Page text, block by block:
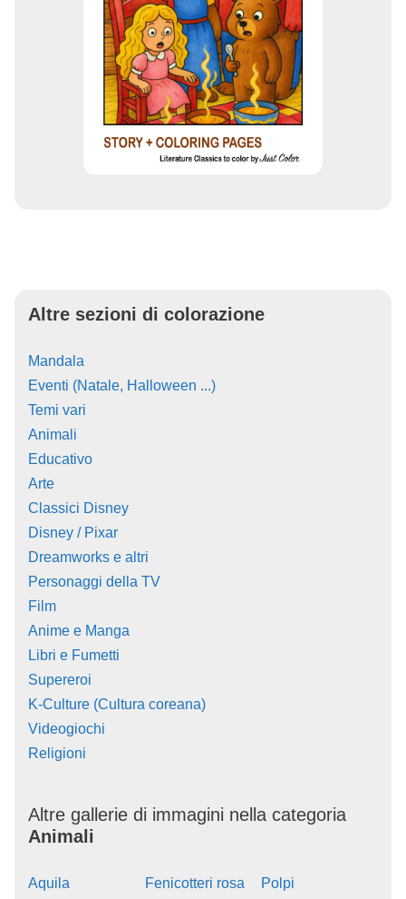
Altre sezioni di colorazione
Mandala
Eventi (Natale, Halloween ...)
Temi vari
Animali
Educativo
Arte
Classici Disney
Disney / Pixar
Dreamworks e altri
Personaggi della TV
Film
Anime e Manga
Libri e Fumetti
Supereroi
K-Culture (Cultura coreana)
Videogiochi
Religioni
Altre gallerie di immagini nella categoria
Animali
Aquila
Fenicotteri rosa
Polpi